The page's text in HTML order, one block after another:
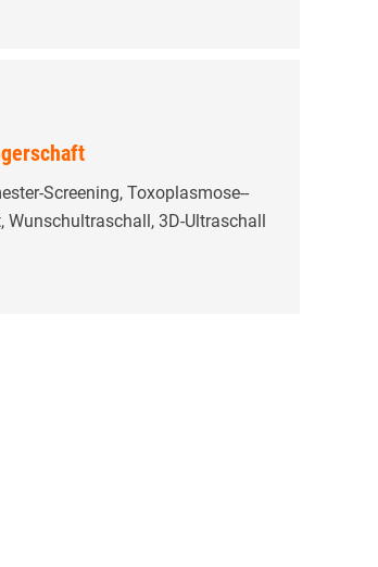
Screening, Toxo­plasmose-­
Wunsch­ultra­schall, 3D-Ultraschall